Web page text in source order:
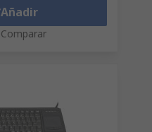
Añadir
Comparar